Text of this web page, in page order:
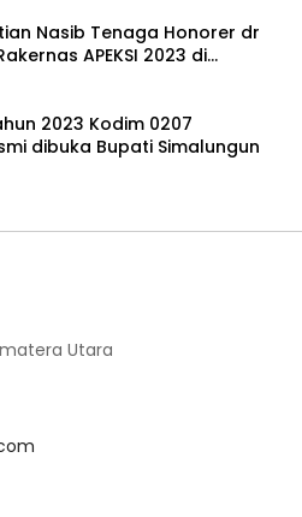
Nasib Tenaga Honorer dr
APEKSI 2023 di
2023 Kodim 0207
dibuka Bupati Simalungun
Utara